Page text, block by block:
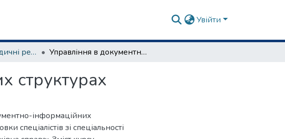
Увійти
навчально-методичні рекомендації, програми дисциплін Управління в документно-інформаційних структурах
структурах
інформаційних
спеціалістів зі спеціальності